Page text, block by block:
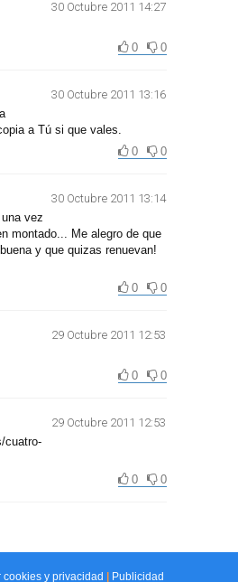
30 Octubre 2011 14:27
0
0
30 Octubre 2011 13:16
a Tú si que vales.
0
0
30 Octubre 2011 13:14
vez
montado... Me alegro de que
y que quizas renuevan!
0
0
29 Octubre 2011 12:53
0
0
29 Octubre 2011 12:53
cuatro-
0
0
cookies y privacidad Publicidad